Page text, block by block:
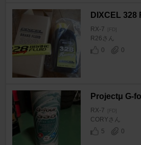
DIXCEL 328
RX-7 [FD]
R26さん
0
0
Projectμ G-
RX-7 [FD]
CORYさん
5
0